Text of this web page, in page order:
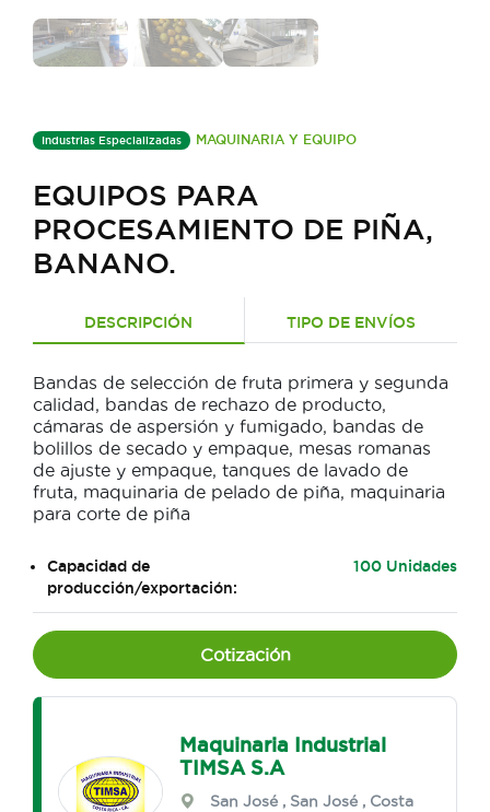
Industrias Especializadas MAQUINARIA Y EQUIPO
EQUIPOS PARA
PROCESAMIENTO DE PIÑA,
BANANO.
DESCRIPCIÓN TIPO DE ENVÍOS
Bandas de selección de fruta primera y segunda
calidad, bandas de rechazo de producto,
cámaras de aspersión y fumigado, bandas de
bolillos de secado y empaque, mesas romanas
de ajuste y empaque, tanques de lavado de
fruta, maquinaria de pelado de piña, maquinaria
para corte de piña
Capacidad de
producción/exportación:
100 Unidades
Cotización
Maquinaria Industrial
TIMSA S.A
San José , San José , Costa